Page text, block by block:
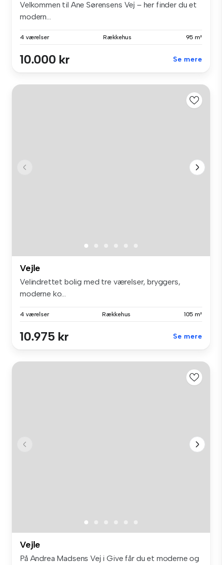
Velkommen til Ane Sørensens Vej – her finder du et
modern...
4 værelser Rækkehus 95 m²
10.000 kr Se mere
Vejle
Velindrettet bolig med tre værelser, bryggers,
moderne ko...
4 værelser Rækkehus 105 m²
10.975 kr Se mere
Vejle
På Andrea Madsens Vej i Give får du et moderne og